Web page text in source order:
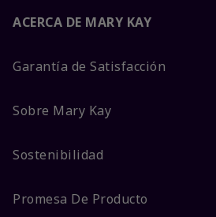
ACERCA DE MARY KAY
Garantía de Satisfacción
Sobre Mary Kay
Sostenibilidad
Promesa De Producto